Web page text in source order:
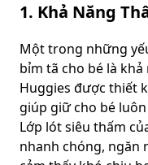
1. Khả Năng
Một trong những
bỉm tã cho bé là
Huggies được thiết
giúp giữ cho bé
Lớp lót siêu thấm
nhanh chóng, ngăn